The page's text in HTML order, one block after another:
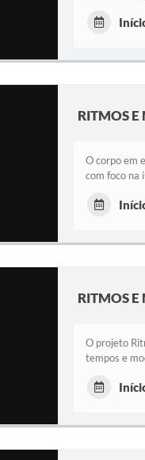
RITMOS
O corpo em
com foco na
RITMOS
O projeto
tempos e